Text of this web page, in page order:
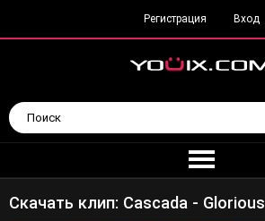
Регистрация Вход
Скачать клип: Cascada - Glorious